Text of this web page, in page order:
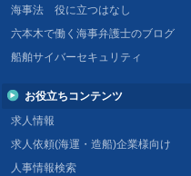
海事法 役に立つはなし
六本木で働く海事弁護士のブログ
船舶サイバーセキュリティ
お役立ちコンテンツ
求人情報
求人依頼(海運・造船)企業様向け
人事情報検索